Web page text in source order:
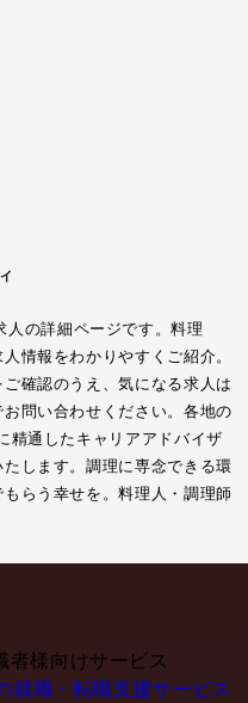
の詳細ページです。料理
情報をわかりやすくご紹介。
確認のうえ、気になる求人は
問い合わせください。各地の
精通したキャリアアドバイザ
します。調理に専念できる環
らう幸せを。料理人・調理師
者様向けサービス
就職・転職支援サービス